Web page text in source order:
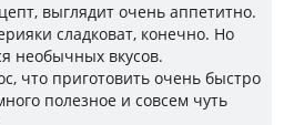
выглядит очень аппетитно.
сладковат, конечно. Но
необычных вкусов.
что приготовить очень быстро
полезное и совсем чуть